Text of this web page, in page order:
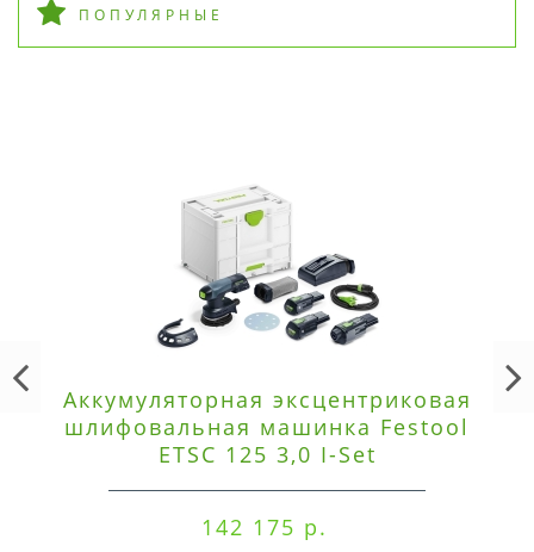
ПОПУЛЯРНЫЕ
Аккумуляторная эксцентриковая
шлифовальная машинка Festool
ETSC 125 3,0 I-Set
142 175 р.